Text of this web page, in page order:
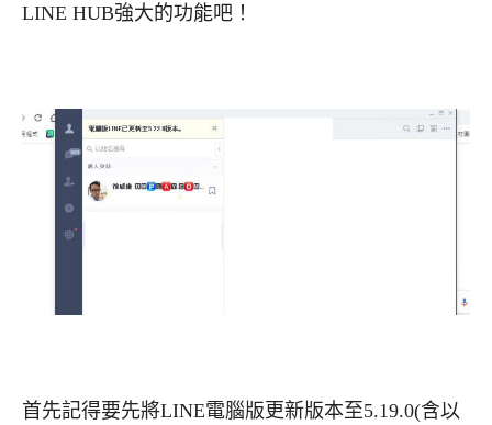
LINE HUB強大的功能吧！
首先記得要先將LINE電腦版更新版本至5.19.0(含以